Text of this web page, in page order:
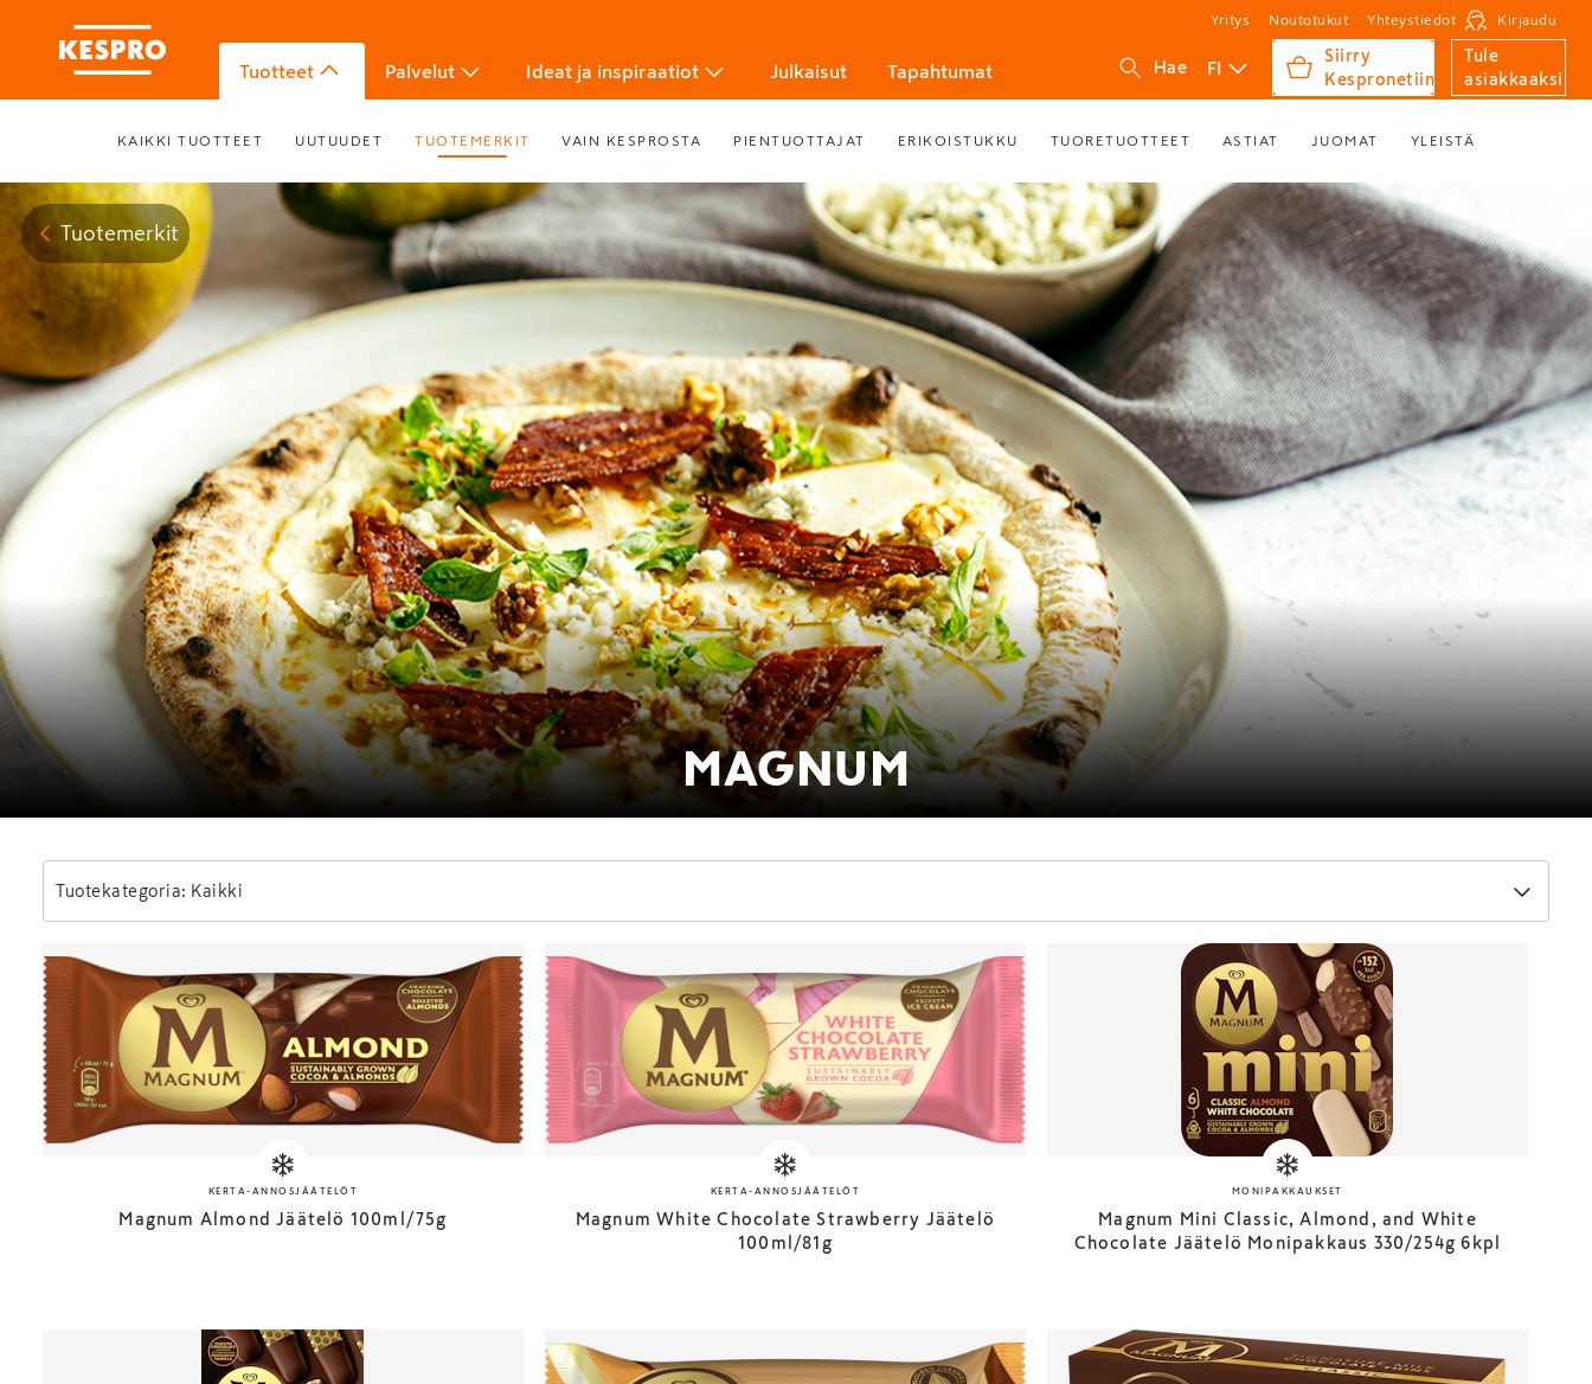
Yritys Noutotukut Yhteystiedot Kirjaudu
Tuotteet Palvelut Ideat ja inspiraatiot Julkaisut Tapahtumat Hae FI
Siirry
Kespronetiin
Tule
asiakkaaksi
KAIKKI TUOTTEET UUTUUDET TUOTEMERKIT VAIN KESPROSTA PIENTUOTTAJAT ERIKOISTUKKU TUORETUOTTEET ASTIAT JUOMAT YLEISTÄ
Tuotemerkit
MAGNUM
Tuotekategoria: Kaikki
KERTA-ANNOSJÄÄTELÖT
Magnum Almond Jäätelö 100ml/75g
KERTA-ANNOSJÄÄTELÖT
Magnum White Chocolate Strawberry Jäätelö
100ml/81g
MONIPAKKAUKSET
Magnum Mini Classic, Almond, and White
Chocolate Jäätelö Monipakkaus 330/254g 6kpl